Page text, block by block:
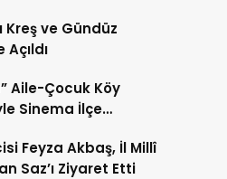
Kreş ve Gündüz
Aile-Çocuk Köy
Sinema İlçe
Feyza Akbaş, İl Millî
Saz’ı Ziyaret Etti